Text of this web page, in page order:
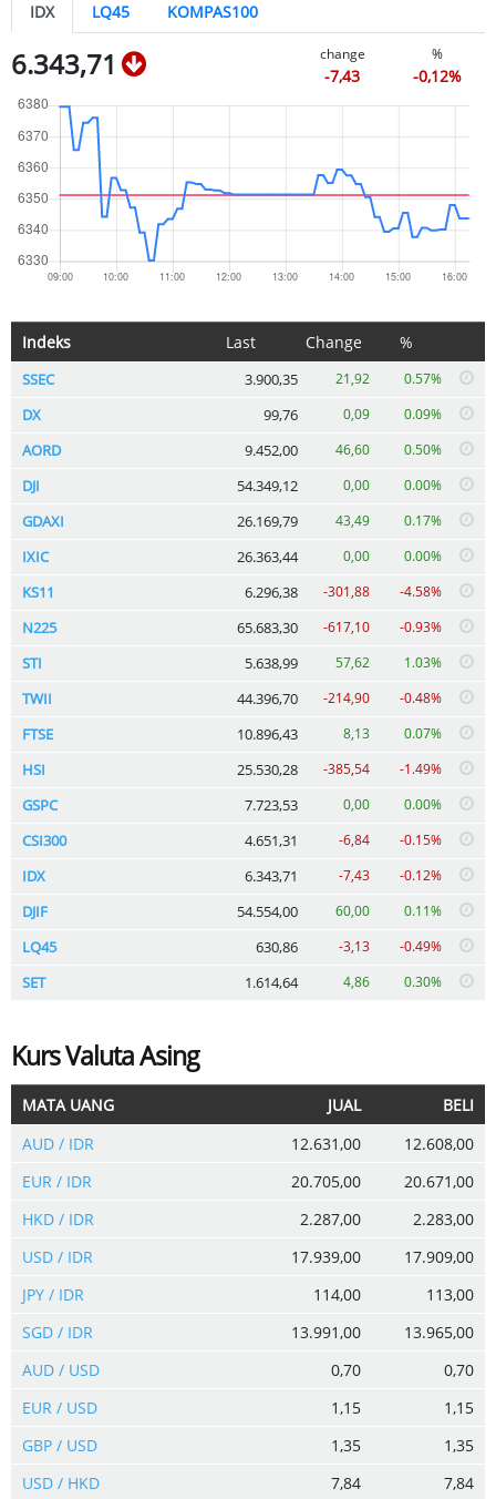
IDX LQ45 KOMPAS100
6.343,71 change
-7,43
%
-0,12%
Indeks Last Change %
SSEC 3.900,35 21,92 0.57%
DX 99,76 0,09 0.09%
AORD 9.452,00 46,60 0.50%
DJI 54.349,12 0,00 0.00%
GDAXI 26.169,79 43,49 0.17%
IXIC 26.363,44 0,00 0.00%
KS11 6.296,38 -301,88 -4.58%
N225 65.683,30 -617,10 -0.93%
STI 5.638,99 57,62 1.03%
TWII 44.396,70 -214,90 -0.48%
FTSE 10.896,43 8,13 0.07%
HSI 25.530,28 -385,54 -1.49%
GSPC 7.723,53 0,00 0.00%
CSI300 4.651,31 -6,84 -0.15%
IDX 6.343,71 -7,43 -0.12%
DJIF 54.554,00 60,00 0.11%
LQ45 630,86 -3,13 -0.49%
SET 1.614,64 4,86 0.30%
Kurs Valuta Asing
MATA UANG JUAL
BELI
AUD / IDR
12.631,00
12.608,00
EUR / IDR
20.705,00
20.671,00
HKD / IDR
2.287,00
2.283,00
USD / IDR
17.939,00
17.909,00
JPY / IDR
114,00
113,00
SGD / IDR
13.991,00
13.965,00
AUD / USD
0,70
0,70
EUR / USD
1,15
1,15
GBP / USD
1,35
1,35
USD / HKD
7,84
7,84